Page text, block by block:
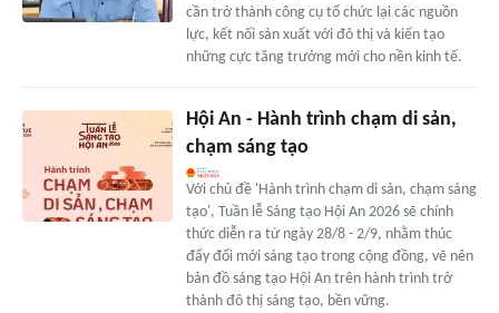
cần trở thành công cụ tổ chức lại các nguồn
lực, kết nối sản xuất với đô thị và kiến tạo
những cực tăng trưởng mới cho nền kinh tế.
Hội An - Hành trình chạm di sản,
chạm sáng tạo
Với chủ đề 'Hành trình chạm di sản, chạm sáng
tạo', Tuần lễ Sáng tạo Hội An 2026 sẽ chính
thức diễn ra từ ngày 28/8 - 2/9, nhằm thúc
đẩy đổi mới sáng tạo trong cộng đồng, vẽ nên
bản đồ sáng tạo Hội An trên hành trình trở
thành đô thị sáng tạo, bền vững.